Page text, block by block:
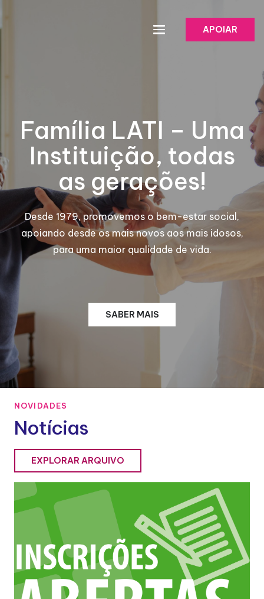
APOIAR
Família LATI – Uma
Instituição, todas
as gerações!
Desde 1979, promovemos o bem-estar social,
apoiando desde os mais novos aos mais idosos,
para uma maior qualidade de vida.
SABER MAIS
NOVIDADES
Notícias
EXPLORAR ARQUIVO